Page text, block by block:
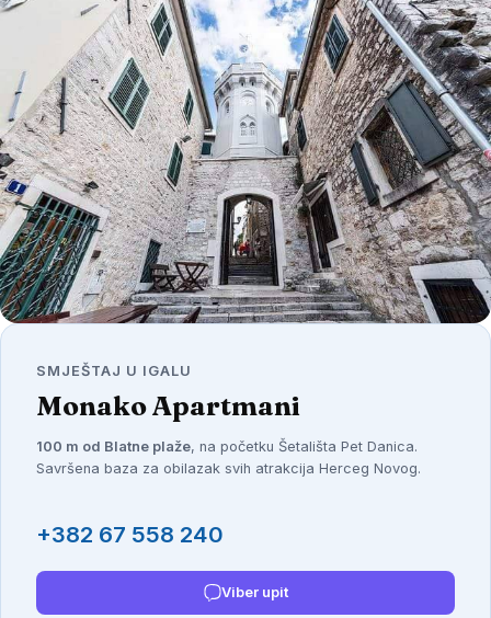
Stari grad Herceg Novi, Crna Gora
SMJEŠTAJ U IGALU
Monako Apartmani
100 m od Blatne plaže, na početku Šetališta Pet Danica.
Savršena baza za obilazak svih atrakcija Herceg Novog.
+382 67 558 240
Viber upit